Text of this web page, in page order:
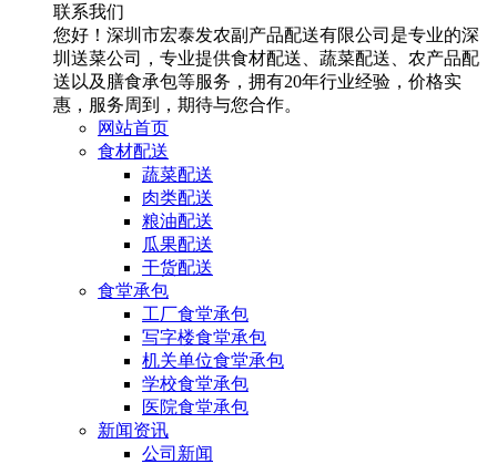
联系我们
您好！深圳市宏泰发农副产品配送有限公司是专业的深
圳送菜公司，专业提供食材配送、蔬菜配送、农产品配
送以及膳食承包等服务，拥有20年行业经验，价格实
惠，服务周到，期待与您合作。
网站首页
食材配送
蔬菜配送
肉类配送
粮油配送
瓜果配送
干货配送
食堂承包
工厂食堂承包
写字楼食堂承包
机关单位食堂承包
学校食堂承包
医院食堂承包
新闻资讯
公司新闻